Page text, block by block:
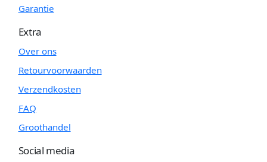
Garantie
Extra
Over ons
Retourvoorwaarden
Verzendkosten
FAQ
Groothandel
Social media